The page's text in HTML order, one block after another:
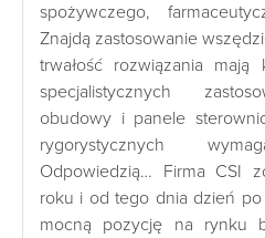
spożywczego,
Znajdą zastosowanie
trwałość rozwiązania
specjalistycznych
obudowy i panele
rygorystycznych
Odpowiedzią… Firma CSI
roku i od tego dnia dzień
mocną pozycję na rynku